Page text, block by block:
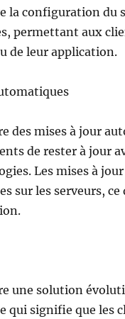
la configuration du
permettant aux
de leur application.
des mises à jour
de rester à jour
Les mises à
sur les serveurs,
une solution
qui signifie que les